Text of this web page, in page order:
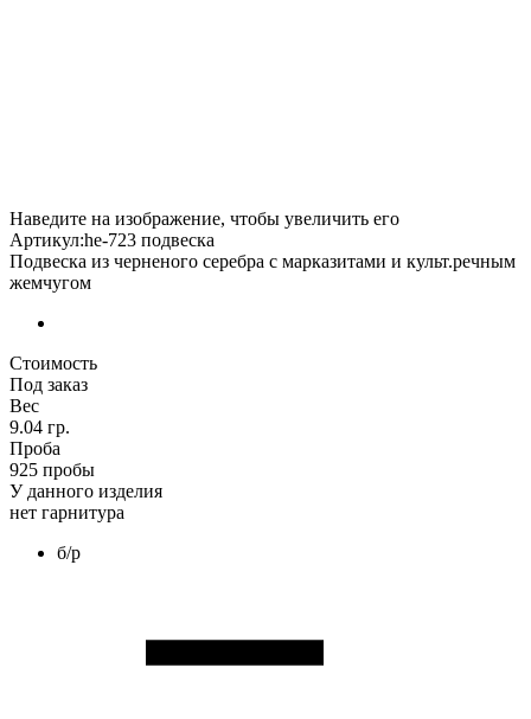
Наведите на изображение, чтобы увеличить его
Артикул:he-723 подвеска
Подвеска из черненого серебра с марказитами и культ.речным
жемчугом
Стоимость
Под заказ
Вес
9.04 гр.
Проба
925 пробы
У данного изделия
нет гарнитура
б/р